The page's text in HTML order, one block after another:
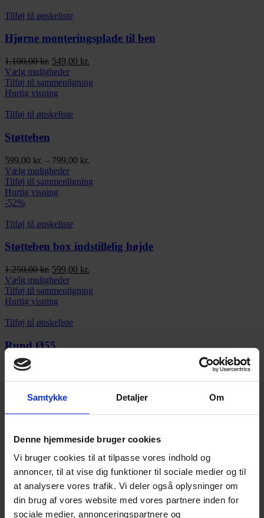
Samtykke Detaljer Om
Denne hjemmeside bruger cookies
Vi bruger cookies til at tilpasse vores indhold og
annoncer, til at vise dig funktioner til sociale medier og til
at analysere vores trafik. Vi deler også oplysninger om
din brug af vores website med vores partnere inden for
sociale medier, annonceringspartnere og
Mulighederne
vælges
varesiden
Tilføj til ønskeliste
Hjørne monteringsplade til ben
1.100,00kr. Den
oprindelige
pris
var:
549,00 kr.
pris
Vælg mulighederDette
vare
varianter.
på
varesiden
Tilføj til sammenligning
Hurtig visning
Tilføj til ønskeliste
Støtteben
599,00 kr. – 799,00 kr.
til
Vælg mulighederDette
vare
Mulighederne
vælges
varesiden
Tilføj til sammenligning
Hurtig visning
-52%
Tilføj til ønskeliste
Støtteben box indstillelig højde
1.250,00kr. Den
oprindelige
pris
var:
599,00 kr.
pris
Vælg mulighederDette
vare
varianter.
Tilføj til sammenligning
Hurtig visning
Tilføj til ønskeliste
Rund Ø55
699,00
899,00 kr.
Vælg muligheder
kan
vælges
på
varesiden
Hurtig visning
-53%
Royal Stål Ben
1.599,00kr. Den
oprindelige
pris
var:
749,00 kr.Den
aktuelle
pris
Vælg mulighederDette
vare
Tilføj til sammenligning
Hurtig visning